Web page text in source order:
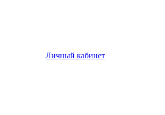
Личный кабинет